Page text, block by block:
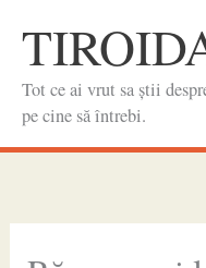
content
Tot ce ai vrut sa știi
pe cine să întrebi.